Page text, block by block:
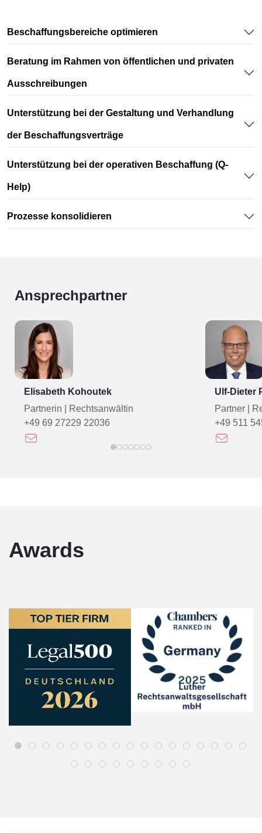
Beschaffungsbereiche optimieren
Beratung im Rahmen von öffentlichen und privaten
Ausschreibungen
Unterstützung bei der Gestaltung und Verhandlung
der Beschaffungsverträge
Unterstützung bei der operativen Beschaffung (Q-
Help)
Prozesse konsolidieren
Ansprechpartner
Elisabeth Kohoutek
Partnerin
Rechtsanwältin
+49 69 27229 22036
Ulf-Dieter
Partner
+49 511
Awards